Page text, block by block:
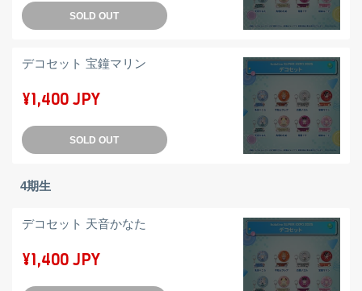
SOLD OUT
デコセット 宝鐘マリン
¥1,400 JPY
SOLD OUT
4期生
デコセット 天音かなた
¥1,400 JPY